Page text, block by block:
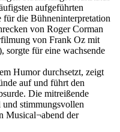
aufgeführten
für die Bühneninterpretation
von Roger Corman
von Frank Oz mit
für eine wachsende
Humor durchsetzt, zeigt
auf und führt den
Die mitreißende
stimmungsvollen
Musical¬abend der